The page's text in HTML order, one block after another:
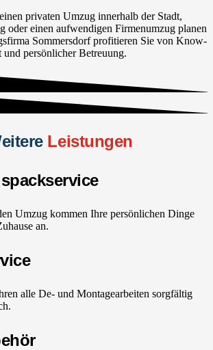
privaten Umzug innerhalb der Stadt,
oder einen aufwendigen Firmenumzug planen
Sommersdorf profitieren Sie von Know-
persönlicher Betreuung.
Leistungen
Umzug kommen Ihre persönlichen Dinge
an.
alle De- und Montagearbeiten sorgfältig